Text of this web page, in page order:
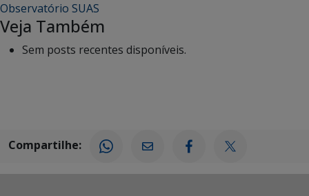
Observatório SUAS
Veja Também
Sem posts recentes disponíveis.
Compartilhe: